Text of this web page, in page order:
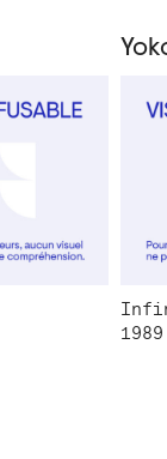
1989